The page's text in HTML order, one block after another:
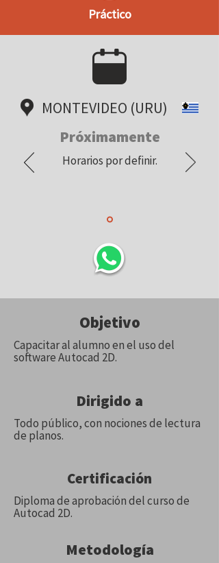
Práctico
MONTEVIDEO (URU)
Próximamente
Horarios por definir.
Objetivo
Capacitar al alumno en el uso del
software Autocad 2D.
Dirigido a
Todo público, con nociones de lectura
de planos.
Certificación
Diploma de aprobación del curso de
Autocad 2D.
Metodología